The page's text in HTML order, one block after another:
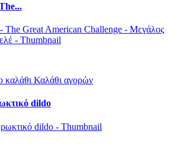
καλάθι Καλάθι αγορών
dildo